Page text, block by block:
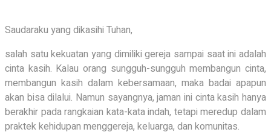
Saudaraku yang dikasihi Tuhan,
salah satu kekuatan yang dimiliki gereja sampai saat ini adalah
cinta kasih. Kalau orang sungguh-sungguh membangun cinta,
membangun kasih dalam kebersamaan, maka badai apapun
akan bisa dilalui. Namun sayangnya, jaman ini cinta kasih hanya
berakhir pada rangkaian kata-kata indah, tetapi meredup dalam
praktek kehidupan menggereja, keluarga, dan komunitas.